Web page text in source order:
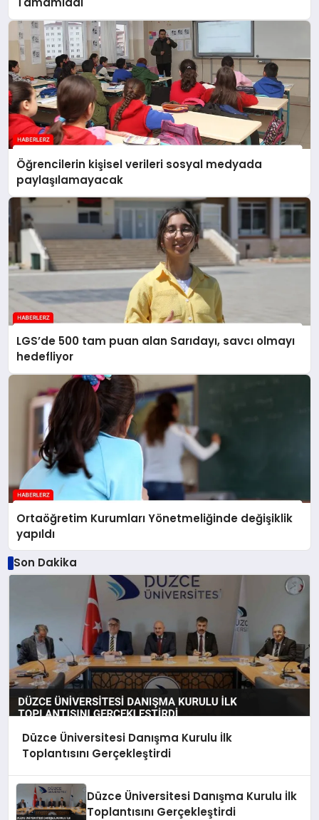
Öğrencilerin kişisel verileri sosyal medyada
paylaşılamayacak
LGS’de 500 tam puan alan Sarıdayı, savcı olmayı
hedefliyor
Ortaöğretim Kurumları Yönetmeliğinde değişiklik
yapıldı
Son Dakika
Düzce Üniversitesi Danışma Kurulu İlk
Toplantısını Gerçekleştirdi
Düzce Üniversitesi Danışma Kurulu İlk
Toplantısını Gerçekleştirdi